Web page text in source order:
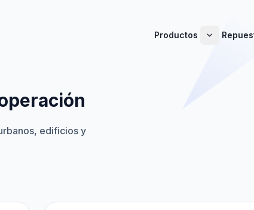
Productos
edificios y